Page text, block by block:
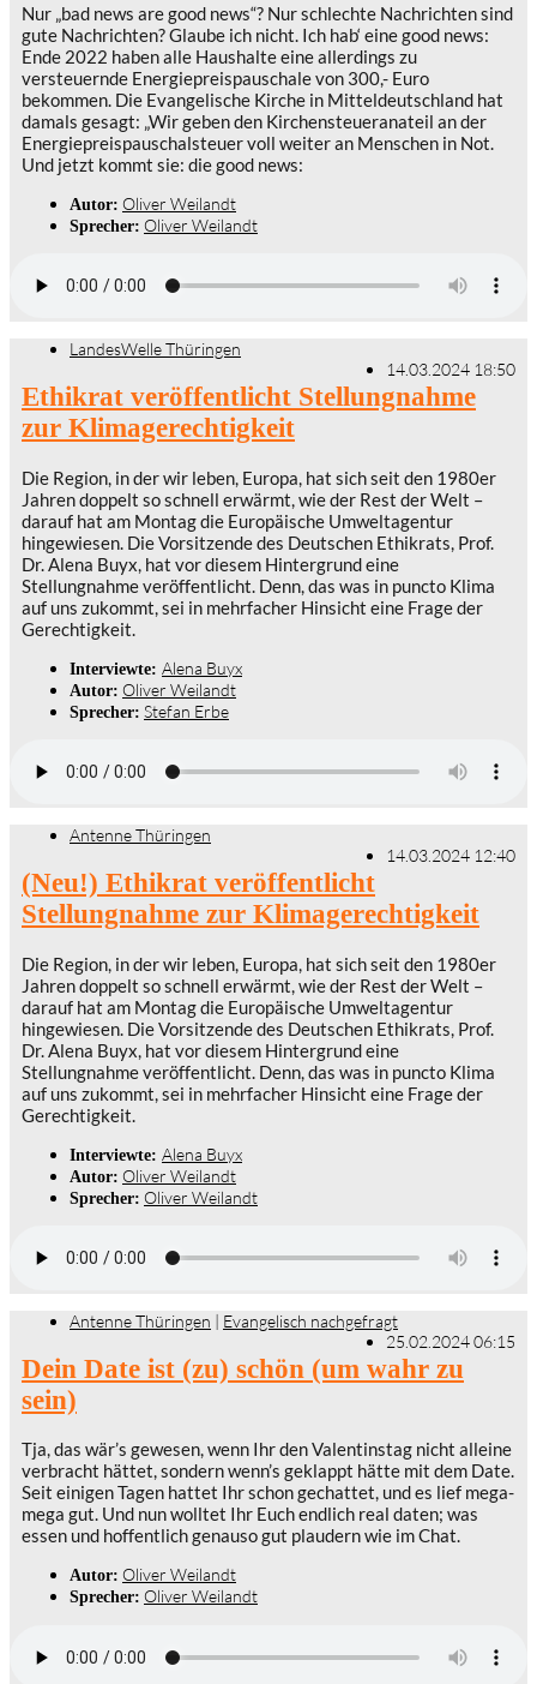
Nur „bad news are good news“? Nur schlechte Nachrichten sind
gute Nachrichten? Glaube ich nicht. Ich hab‘ eine good news:
Ende 2022 haben alle Haushalte eine allerdings zu
versteuernde Energiepreispauschale von 300,- Euro
bekommen. Die Evangelische Kirche in Mitteldeutschland hat
damals gesagt: „Wir geben den Kirchensteueranateil an der
Energiepreispauschalsteuer voll weiter an Menschen in Not.
Und jetzt kommt sie: die good news:
Autor: Oliver Weilandt
Sprecher: Oliver Weilandt
LandesWelle Thüringen
14.03.2024 18:50
Ethikrat veröffentlicht Stellungnahme
zur Klimagerechtigkeit
Die Region, in der wir leben, Europa, hat sich seit den 1980er
Jahren doppelt so schnell erwärmt, wie der Rest der Welt –
darauf hat am Montag die Europäische Umweltagentur
hingewiesen. Die Vorsitzende des Deutschen Ethikrats, Prof.
Dr. Alena Buyx, hat vor diesem Hintergrund eine
Stellungnahme veröffentlicht. Denn, das was in puncto Klima
auf uns zukommt, sei in mehrfacher Hinsicht eine Frage der
Gerechtigkeit.
Interviewte: Alena Buyx
Autor: Oliver Weilandt
Sprecher: Stefan Erbe
Antenne Thüringen
14.03.2024 12:40
(Neu!) Ethikrat veröffentlicht
Stellungnahme zur Klimagerechtigkeit
Die Region, in der wir leben, Europa, hat sich seit den 1980er
Jahren doppelt so schnell erwärmt, wie der Rest der Welt –
darauf hat am Montag die Europäische Umweltagentur
hingewiesen. Die Vorsitzende des Deutschen Ethikrats, Prof.
Dr. Alena Buyx, hat vor diesem Hintergrund eine
Stellungnahme veröffentlicht. Denn, das was in puncto Klima
auf uns zukommt, sei in mehrfacher Hinsicht eine Frage der
Gerechtigkeit.
Interviewte: Alena Buyx
Autor: Oliver Weilandt
Sprecher: Oliver Weilandt
Antenne Thüringen | Evangelisch nachgefragt
25.02.2024 06:15
Dein Date ist (zu) schön (um wahr zu
sein)
Tja, das wär’s gewesen, wenn Ihr den Valentinstag nicht alleine
verbracht hättet, sondern wenn’s geklappt hätte mit dem Date.
Seit einigen Tagen hattet Ihr schon gechattet, und es lief mega-
mega gut. Und nun wolltet Ihr Euch endlich real daten; was
essen und hoffentlich genauso gut plaudern wie im Chat.
Autor: Oliver Weilandt
Sprecher: Oliver Weilandt